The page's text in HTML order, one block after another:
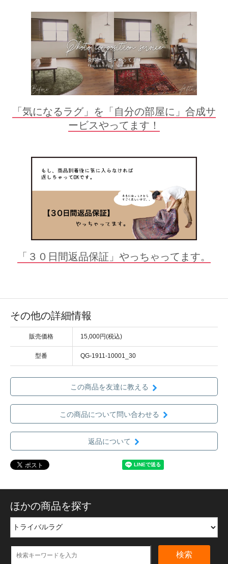
「気になるラグ」を「自分の部屋に」合成サ
ービスやってます！
「３０日間返品保証」やっちゃってます。
その他の詳細情報
販売価格 15,000円(税込)
型番 QG-1911-10001_30
この商品を友達に教える
この商品について問い合わせる
返品について
ほかの商品を探す
検索